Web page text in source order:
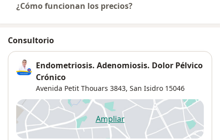
¿Cómo funcionan los precios?
Consultorio
Endometriosis. Adenomiosis. Dolor Pélvico
Crónico
Avenida Petit Thouars 3843, San Isidro 15046
Ampliarse abre en una nueva